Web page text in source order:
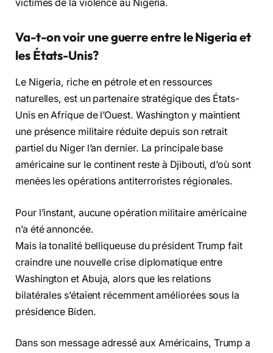
victimes de la violence au Nigeria.
Va-t-on voir une guerre entre le Nigeria et
les États-Unis?
Le Nigeria, riche en pétrole et en ressources
naturelles, est un partenaire stratégique des États-
Unis en Afrique de l’Ouest. Washington y maintient
une présence militaire réduite depuis son retrait
partiel du Niger l’an dernier. La principale base
américaine sur le continent reste à Djibouti, d’où sont
menées les opérations antiterroristes régionales.
Pour l’instant, aucune opération militaire américaine
n’a été annoncée.
Mais la tonalité belliqueuse du président Trump fait
craindre une nouvelle crise diplomatique entre
Washington et Abuja, alors que les relations
bilatérales s’étaient récemment améliorées sous la
présidence Biden.
Dans son message adressé aux Américains, Trump a